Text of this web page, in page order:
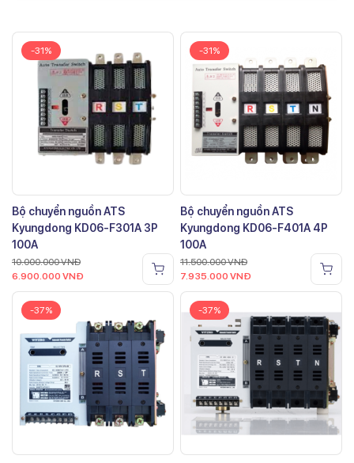
-31%
Bộ chuyển nguồn ATS
Kyungdong KD06-F301A 3P
100A
10.000.000VNĐ
6.900.000 VNĐ
-31%
Bộ chuyển nguồn ATS
Kyungdong KD06-F401A 4P
100A
11.500.000VNĐ
7.935.000 VNĐ
-37% -37%